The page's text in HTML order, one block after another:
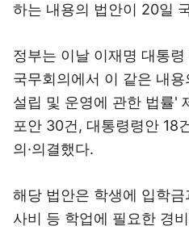
하는 내용의 법안이 20일
정부는 이날 이재명 대통
국무회의에서 이 같은 내
설립 및 운영에 관한 법률'
포안 30건, 대통령령안 18
의·의결했다.
해당 법안은 학생에 입학
사비 등 학업에 필요한 경